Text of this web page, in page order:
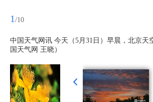
1 /10
中国天气网讯 今天（5月31日）早晨，北京
国天气网 王晓）